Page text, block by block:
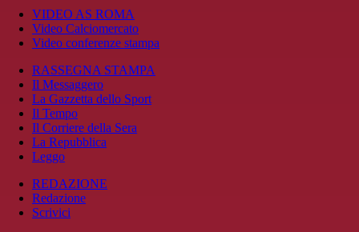
VIDEO AS ROMA
Video Calciomercato
Video conferenze stampa
RASSEGNA STAMPA
Il Messaggero
La Gazzetta dello Sport
Il Tempo
Il Corriere della Sera
La Repubblica
Leggo
REDAZIONE
Redazione
Scrivici